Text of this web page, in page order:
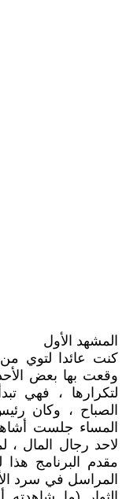
المشهد الأول
كنت عائدا لتوي
وقعت بها بعض
لتكرارها ، فهي
الصباح ، وكان
المساء جلست
لاحد رجال المال ،
مقدم البرنامج
المراسل في سرد